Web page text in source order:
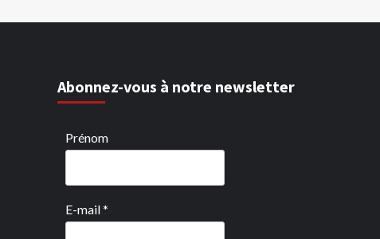
Abonnez-vous à notre newsletter
Prénom
E-mail*